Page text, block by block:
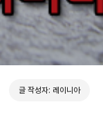
글 작성자: 레이니아